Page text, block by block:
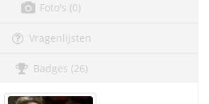
Foto's (0)
Vragenlijsten
Badges (26)